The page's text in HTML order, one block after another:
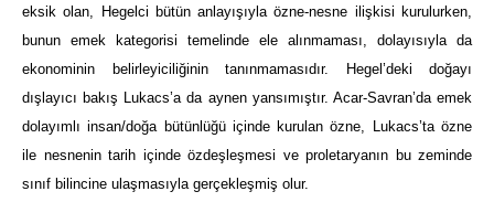
eksik olan, Hegelci bütün anlayışıyla özne-nesne ilişkisi kurulurken,
bunun emek kategorisi temelinde ele alınmaması, dolayısıyla da
ekonominin belirleyiciliğinin tanınmamasıdır. Hegel’deki doğayı
dışlayıcı bakış Lukacs’a da aynen yansımıştır. Acar-Savran’da emek
dolayımlı insan/doğa bütünlüğü içinde kurulan özne, Lukacs’ta özne
ile nesnenin tarih içinde özdeşleşmesi ve proletaryanın bu zeminde
sınıf bilincine ulaşmasıyla gerçekleşmiş olur.